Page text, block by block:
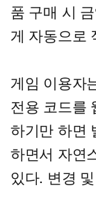
품 구매 시
게 자동으로
게임 이용자
전용 코드를
하기만 하면
하면서 자연
있다. 변경